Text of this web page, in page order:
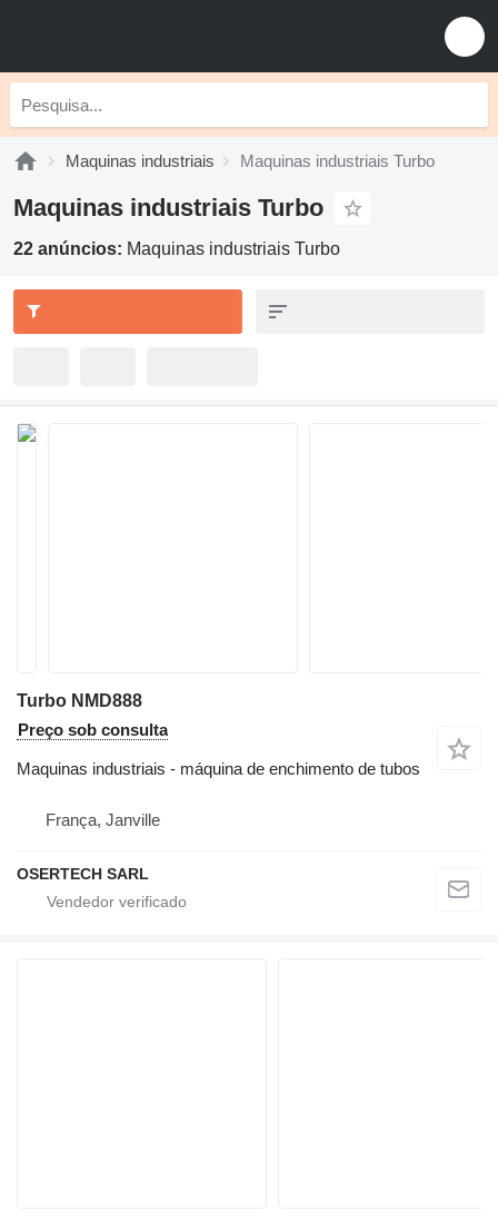
Maquinas industriais Maquinas industriais Turbo
Maquinas industriais Turbo
22 anúncios: Maquinas industriais Turbo
Turbo NMD888
Preço sob consulta
Maquinas industriais - máquina de enchimento de tubos
França, Janville
OSERTECH SARL